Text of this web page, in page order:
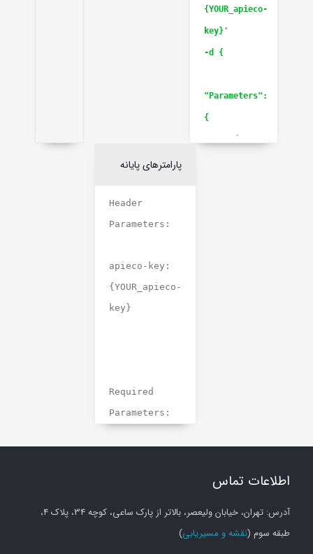
{YOUR_apieco-
key}'
-d {
"Parameters":
{
پارامترهای پایانه
Header
Parameters:
apieco-key:
{YOUR_apieco-
key}
Required
Parameters:
اطلاعات تماس
آدرس: تهران، خیابان ولیعصر، بالاتر از پارک ساعی، کوچه 34، پلاک 4،
طبقه سوم (نقشه و مسیریابی)